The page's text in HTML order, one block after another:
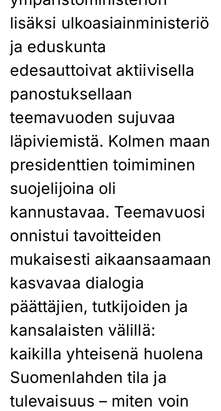
lisäksi ulkoasiainministeriö
ja eduskunta
edesauttoivat aktiivisella
panostuksellaan
teemavuoden sujuvaa
läpiviemistä. Kolmen maan
presidenttien toimiminen
suojelijoina oli
kannustavaa. Teemavuosi
onnistui tavoitteiden
mukaisesti aikaansaamaan
kasvavaa dialogia
päättäjien, tutkijoiden ja
kansalaisten välillä:
kaikilla yhteisenä huolena
Suomenlahden tila ja
tulevaisuus – miten voin